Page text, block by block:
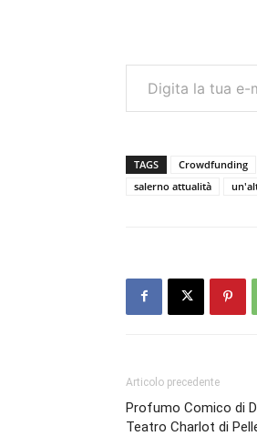
Digita la tua e-mail...
TAGS Crowdfunding
salerno attualità
Articolo precedente
Profumo Comico di
Teatro Charlot di